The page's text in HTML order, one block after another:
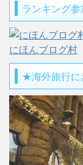
ランキング参
にほんブログ村
★海外旅行